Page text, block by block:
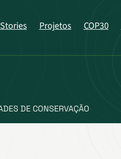
Projetos COP30
DE CONSERVAÇÃO